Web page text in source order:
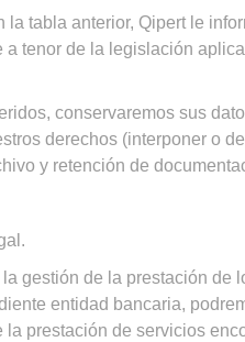
tabla anterior, Qipert le
tenor de la legislación
conservaremos sus
derechos (interponer o
y retención de
gestión de la prestación de
entidad bancaria,
prestación de servicios